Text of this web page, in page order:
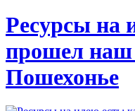
Ресурсы на
прошел наш
Пошехонье